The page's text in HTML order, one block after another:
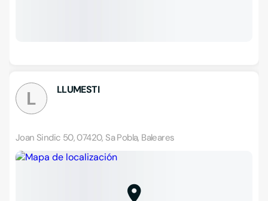
L LLUMESTI
Joan Sindic 50, 07420, Sa Pobla, Baleares